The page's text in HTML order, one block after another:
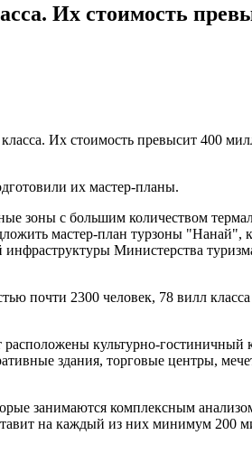
Их стоимость
Их стоимость превысит 400
их мастер-планы.
зоны с большим количеством
мастер-план турзоны "Нанай",
Министерства
почти 2300 человек, 78 вилл
культурно-гостиничный
здания, торговые центры,
занимаются комплексным
на каждый из них минимум 200